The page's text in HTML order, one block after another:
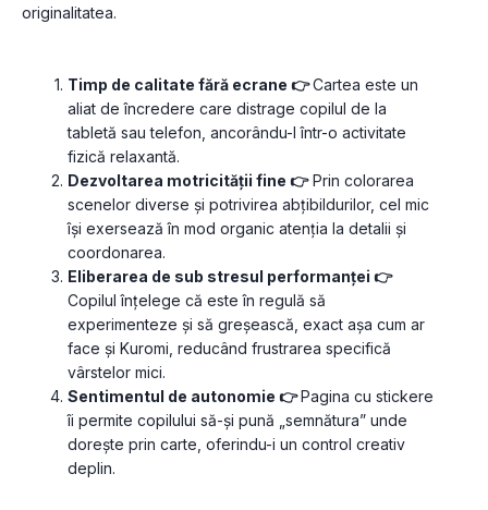
originalitatea.
Timp de calitate fără ecrane 👉 Cartea este un
aliat de încredere care distrage copilul de la
tabletă sau telefon, ancorându-l într-o activitate
fizică relaxantă.
Dezvoltarea motricității fine 👉 Prin colorarea
scenelor diverse și potrivirea abțibildurilor, cel mic
își exersează în mod organic atenția la detalii și
coordonarea.
Eliberarea de sub stresul performanței 👉
Copilul înțelege că este în regulă să
experimenteze și să greșească, exact așa cum ar
face și Kuromi, reducând frustrarea specifică
vârstelor mici.
Sentimentul de autonomie 👉 Pagina cu stickere
îi permite copilului să-și pună „semnătura” unde
dorește prin carte, oferindu-i un control creativ
deplin.